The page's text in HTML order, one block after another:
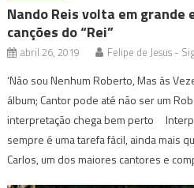
Nando Reis volta em
canções do “Rei”
abril 26, 2019 Felipe de Jesus -
‘Não sou Nenhum Roberto, Mas às
álbum; Cantor pode até não ser um
interpretação chega bem perto
sempre é uma tarefa fácil, ainda mais
Carlos, um dos maiores cantores e